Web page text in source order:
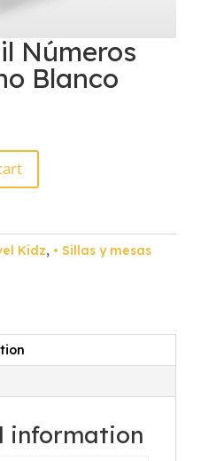
Números
Blanco
Kidz, • Sillas y mesas
information